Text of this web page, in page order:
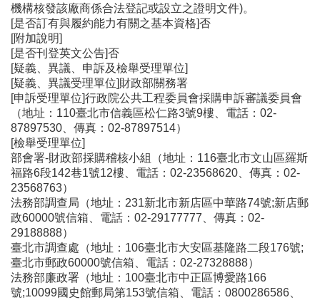
機構核發該廠商係合法登記或設立之證明文件)。
[是否訂有與履約能力有關之基本資格]否
[附加說明]
[是否刊登英文公告]否
[疑義、異議、申訴及檢舉受理單位]
[疑義、異議受理單位]財政部關務署
[申訴受理單位]行政院公共工程委員會採購申訴審議委員會
（地址：110臺北市信義區松仁路3號9樓、電話：02-
87897530、傳真：02-87897514）
[檢舉受理單位]
部會署-財政部採購稽核小組（地址：116臺北市文山區羅斯
福路6段142巷1號12樓、電話：02-23568620、傳真：02-
23568763）
法務部調查局（地址：231新北市新店區中華路74號;新店郵
政60000號信箱、電話：02-29177777、傳真：02-
29188888）
臺北市調查處（地址：106臺北市大安區基隆路二段176號;
臺北市郵政60000號信箱、電話：02-27328888）
法務部廉政署（地址：100臺北市中正區博愛路166
號;10099國史館郵局第153號信箱、電話：0800286586、